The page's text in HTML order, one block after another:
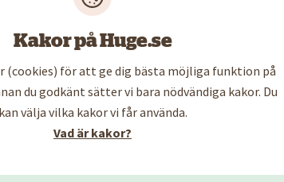
Kakor på Huge.se
(cookies) för att ge dig bästa möjliga funktion på
du godkänt sätter vi bara nödvändiga kakor. Du
kan välja vilka kakor vi får använda.
Vad är kakor?
Ligger de nära
inte ihop med lök. Då gror potatisen
inte i kylskåpet. Sätt plast på den
hålla längre.
piggnar till efteren timme i
än man tror. Kokt pasta, ris, bönor,
utmärkt att frysa. Mogna